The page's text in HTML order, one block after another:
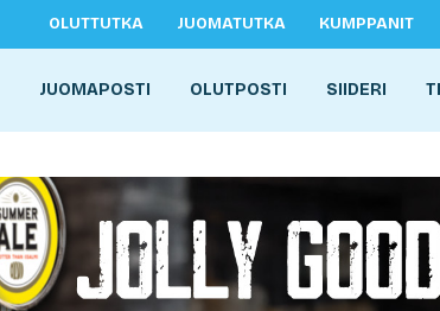
OLUTTUTKA JUOMATUTKA KUMPPANIT
JUOMAPOSTI OLUTPOSTI SIIDERI